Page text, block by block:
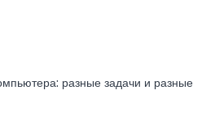
разные задачи и разные